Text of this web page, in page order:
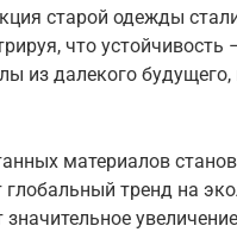
старой одежды
что устойчивость
из далекого будущего,
материалов
тренд на